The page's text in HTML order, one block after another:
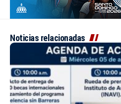
Noticias relacionadas